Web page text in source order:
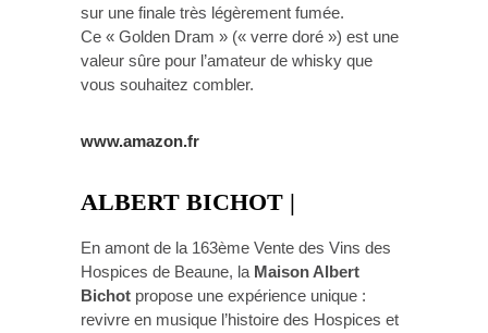
sur une finale très légèrement fumée.
Ce « Golden Dram » (« verre doré ») est une
valeur sûre pour l’amateur de whisky que
vous souhaitez combler.
www.amazon.fr
ALBERT BICHOT |
En amont de la 163ème Vente des Vins des
Hospices de Beaune, la Maison Albert
Bichot propose une expérience unique :
revivre en musique l’histoire des Hospices et